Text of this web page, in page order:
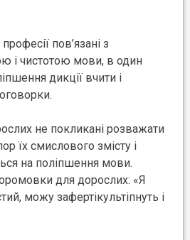
пов’язані з
і чистотою мови, в один
дикції вчити і
не покликані розважати
їх смислового змісту і
на поліпшення мови.
для дорослих: «Я
можу зафертікультіпнуть і